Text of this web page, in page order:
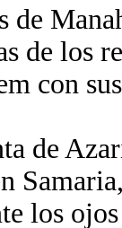
de
de los
con
de
los